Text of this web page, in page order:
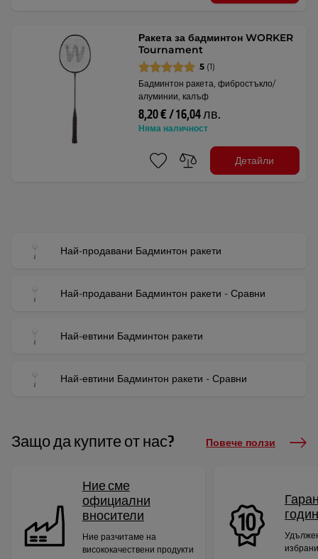
Ракета за бадминтон WORKER
Tournament
5 (1)
Бадминтон ракета, фибростъкло/
алуминии, калъф
8,20 € / 16,04 лв.
Няма наличност
Детайли
Най-продавани Бадминтон ракети
Най-продавани Бадминтон ракети - Сравни
Най-евтини Бадминтон ракети
Най-евтини Бадминтон ракети - Сравни
Защо да купите от нас? Повече ползи
Ние сме
официални
вносители
Ние разчитаме на
висококачествени продукти